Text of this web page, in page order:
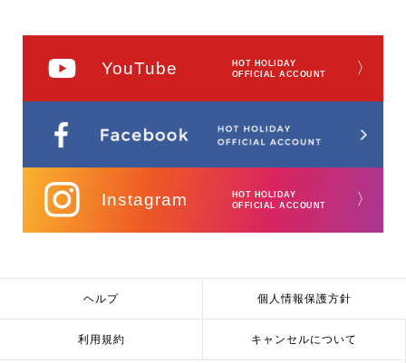
YouTube
HOT HOLIDAY
OFFICIAL ACCOUNT
〉
Instagram
HOT HOLIDAY
OFFICIAL ACCOUNT
〉
ヘルプ 個人情報保護方針
利用規約 キャンセルについて